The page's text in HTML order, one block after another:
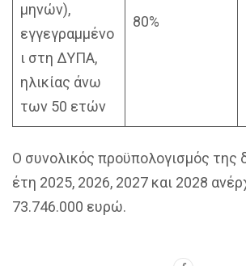
μηνών),
εγγεγραμμένο
ι στη ΔΥΠΑ,
ηλικίας άνω
των 50 ετών
80%
Ο συνολικός προϋπολογισμός της
έτη 2025, 2026, 2027 και 2028
73.746.000 ευρώ.